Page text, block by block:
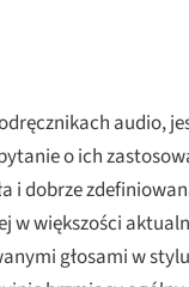
audio,
o ich
i dobrze
w większości
głosami w